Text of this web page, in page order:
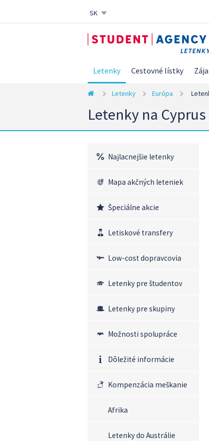
SK
CZ
EN
DE
Letenky Cestovné lístky
Letenky Európa
Letenky na Cyprus
Najlacnejšie letenky
Mapa akčných leteniek
Špeciálne akcie
Letiskové transfery
Low-cost dopravcovia
Letenky pre študentov
Letenky pre skupiny
Možnosti spolupráce
Dôležité informácie
Kompenzácia meškanie
Afrika
Letenky do Austrálie